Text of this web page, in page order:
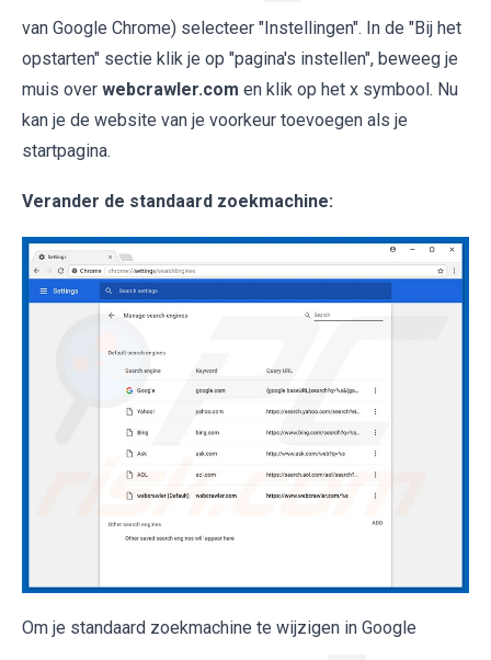
van Google Chrome) selecteer "Instellingen". In de "Bij het
opstarten" sectie klik je op "pagina's instellen", beweeg je
muis over webcrawler.com en klik op het x symbool. Nu
kan je de website van je voorkeur toevoegen als je
startpagina.
Verander de standaard zoekmachine:
Om je standaard zoekmachine te wijzigen in Google